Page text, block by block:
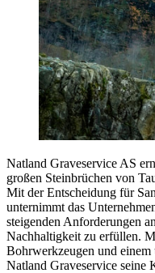
Natland Graveservice AS
großen Steinbrüchen von
Mit der Entscheidung für
unternimmt das
steigenden Anforderungen
Nachhaltigkeit zu erfüllen.
Bohrwerkzeugen und einem
Natland Graveservice seine